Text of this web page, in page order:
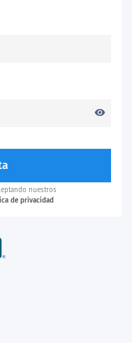
visibility
nuestros
de privacidad